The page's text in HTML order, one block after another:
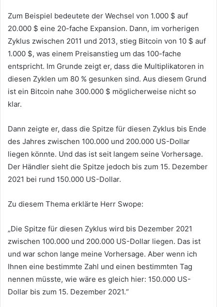
Zum Beispiel bedeutete der Wechsel von 1.000 $ auf
20.000 $ eine 20-fache Expansion. Dann, im vorherigen
Zyklus zwischen 2011 und 2013, stieg Bitcoin von 10 $ auf
1.000 $, was einem Preisanstieg um das 100-fache
entspricht. Im Grunde zeigt er, dass die Multiplikatoren in
diesen Zyklen um 80 % gesunken sind. Aus diesem Grund
ist ein Bitcoin nahe 300.000 $ möglicherweise nicht so
klar.
Dann zeigte er, dass die Spitze für diesen Zyklus bis Ende
des Jahres zwischen 100.000 und 200.000 US-Dollar
liegen könnte. Und das ist seit langem seine Vorhersage.
Der Händler sieht die Spitze jedoch bis zum 15. Dezember
2021 bei rund 150.000 US-Dollar.
Zu diesem Thema erklärte Herr Swope:
„Die Spitze für diesen Zyklus wird bis Dezember 2021
zwischen 100.000 und 200.000 US-Dollar liegen. Das ist
und war schon lange meine Vorhersage. Aber wenn ich
Ihnen eine bestimmte Zahl und einen bestimmten Tag
nennen müsste, wie wäre es gleich hier: 150.000 US-
Dollar bis zum 15. Dezember 2021.“